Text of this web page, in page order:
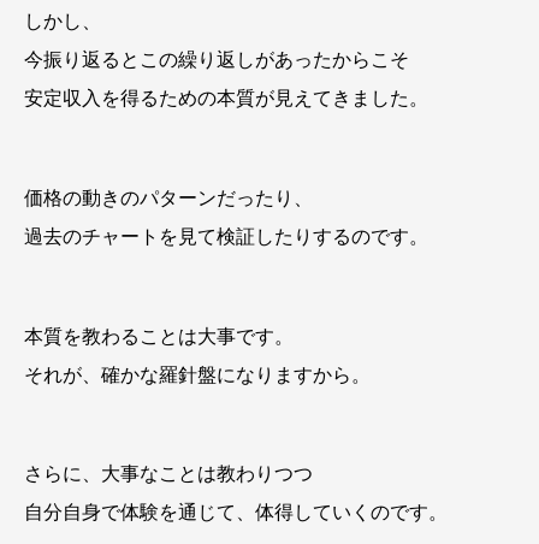
しかし、
今振り返るとこの繰り返しがあったからこそ
安定収入を得るための本質が見えてきました。
価格の動きのパターンだったり、
過去のチャートを見て検証したりするのです。
本質を教わることは大事です。
それが、確かな羅針盤になりますから。
さらに、大事なことは教わりつつ
自分自身で体験を通じて、体得していくのです。